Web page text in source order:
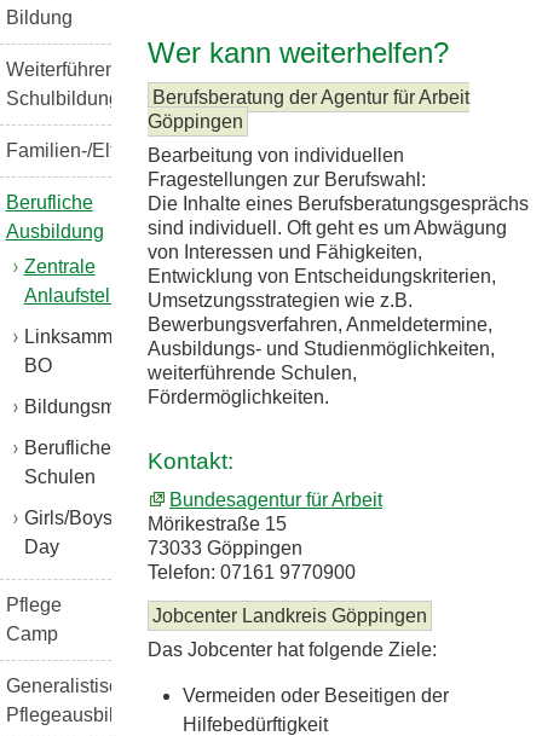
Bildung
Weiterführende
Schulbildung
Familien-/Elternbildung
Berufliche
Ausbildung
Zentrale
Anlaufstellen
Linksammlung
BO
Bildungsmessen
Berufliche
Schulen
Girls/Boys
Day
Pflege
Camp
Generalistische
Pflegeausbildung
Wer kann weiterhelfen?
Berufsberatung der Agentur für Arbeit
Göppingen
Bearbeitung von individuellen
Fragestellungen zur Berufswahl:
Die Inhalte eines Berufsberatungsgesprächs
sind individuell. Oft geht es um Abwägung
von Interessen und Fähigkeiten,
Entwicklung von Entscheidungskriterien,
Umsetzungsstrategien wie z.B.
Bewerbungsverfahren, Anmeldetermine,
Ausbildungs- und Studienmöglichkeiten,
weiterführende Schulen,
Fördermöglichkeiten.
Kontakt:
Bundesagentur für Arbeit
Mörikestraße 15
73033 Göppingen
Telefon: 07161 9770900
Jobcenter Landkreis Göppingen
Das Jobcenter hat folgende Ziele:
Vermeiden oder Beseitigen der
Hilfebedürftigkeit